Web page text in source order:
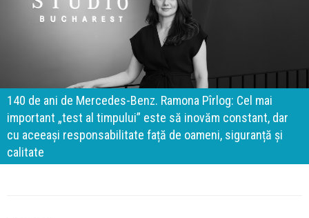
140 de ani de Mercedes-Benz. Ramona Pîrlog: Cel mai
important „test al timpului” este să inovăm constant, dar
cu aceeași responsabilitate față de oameni, siguranță și
calitate